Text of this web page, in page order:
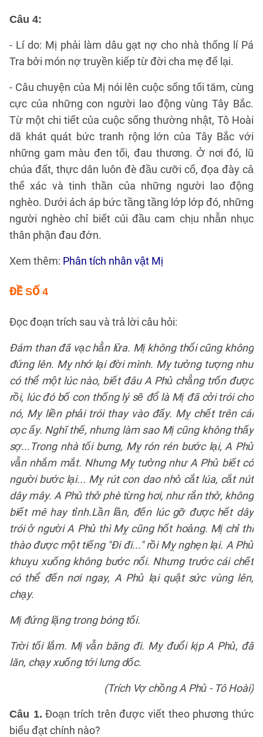
Câu 4:
- Lí do: Mị phải làm dâu gạt nợ cho nhà thống lí Pá
Tra bởi món nợ truyền kiếp từ đời cha mẹ để lại.
- Câu chuyện của Mị nói lên cuộc sống tối tăm, cùng
cực của những con người lao động vùng Tây Bắc.
Từ một chi tiết của cuộc sống thường nhật, Tô Hoài
dã khát quát bức tranh rộng lớn của Tây Bắc với
những gam màu đen tối, đau thương. Ở nơi đó, lũ
chúa đất, thực dân luôn đè đầu cưỡi cổ, đọa đày cả
thể xác và tinh thần của những người lao động
nghèo. Dưới ách áp bức tầng tầng lớp lớp đó, những
người nghèo chỉ biết cúi đầu cam chịu nhẫn nhục
thân phận đau đớn.
Xem thêm: Phân tích nhân vật Mị
ĐỀ SỐ 4
Đọc đoạn trích sau và trả lời câu hỏi:
Đám than đã vạc hẳn lửa. Mị không thổi cũng không
đứng lên. Mỵ nhớ lại đời mình. Mỵ tưởng tượng như
có thể một lúc nào, biết đâu A Phủ chẳng trốn được
rồi, lúc đó bố con thống lý sẽ đổ là Mị đã cởi trói cho
nó, Mỵ liền phải trói thay vào đấy. Mỵ chết trên cái
cọc ấy. Nghĩ thế, nhưng làm sao Mị cũng không thấy
sợ...Trong nhà tối bưng, Mỵ rón rén bước lại, A Phủ
vẫn nhắm mắt. Nhưng Mỵ tưởng như A Phủ biết có
người bước lại... Mỵ rút con dao nhỏ cắt lúa, cắt nút
dây mây. A Phủ thở phè từng hơi, như rắn thở, không
biết mê hay tỉnh.Lần lần, đến lúc gỡ được hết dây
trói ở người A Phủ thì Mỵ cũng hốt hoảng. Mị chỉ thì
thào được một tiếng "Đi đi..." rồi Mỵ nghẹn lại. A Phủ
khuỵu xuống không bước nổi. Nhưng trước cái chết
có thể đến nơi ngay, A Phủ lại quật sức vùng lên,
chạy.
Mị đứng lặng trong bóng tối.
Trời tối lắm. Mị vẫn băng đi. Mỵ đuổi kịp A Phủ, đã
lăn, chạy xuống tới lưng dốc.
(Trích Vợ chồng A Phủ - Tô Hoài)
Câu 1. Đoạn trích trên được viết theo phương thức
biểu đạt chính nào?